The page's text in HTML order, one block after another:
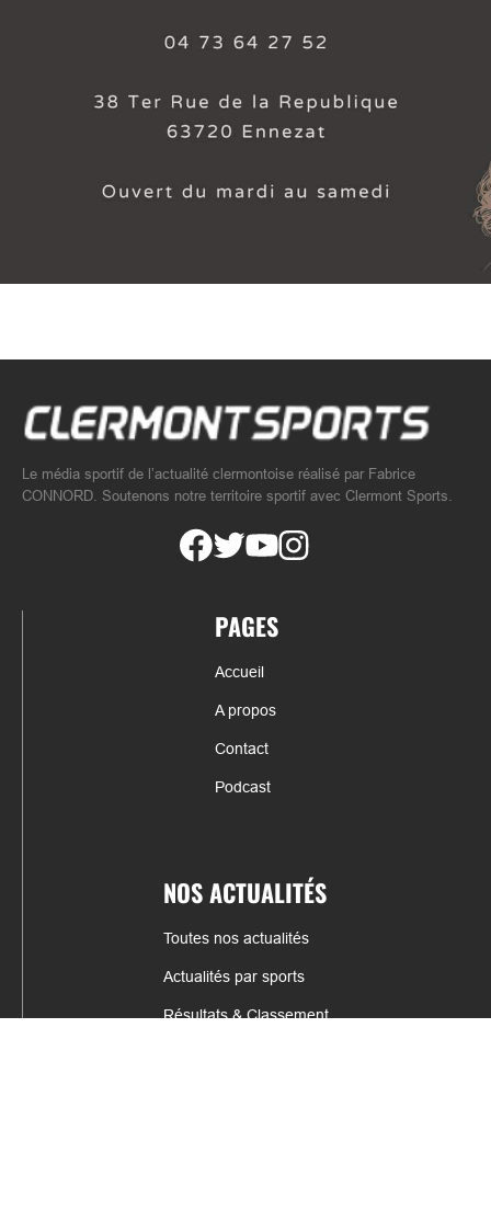
Le média sportif de l’actualité clermontoise réalisé par Fabrice
CONNORD. Soutenons notre territoire sportif avec Clermont Sports.
PAGES
Accueil
A propos
Contact
Podcast
NOS ACTUALITÉS
Toutes nos actualités
Actualités par sports
Résultats & Classement